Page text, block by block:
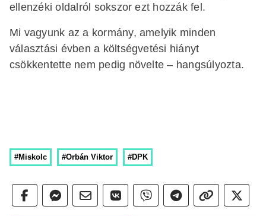
ellenzéki oldalról sokszor ezt hozzák fel.
Mi vagyunk az a kormány, amelyik minden
választási évben a költségvetési hiányt
csökkentette nem pedig növelte – hangsúlyozta.
#Miskolc #Orbán Viktor #DPK